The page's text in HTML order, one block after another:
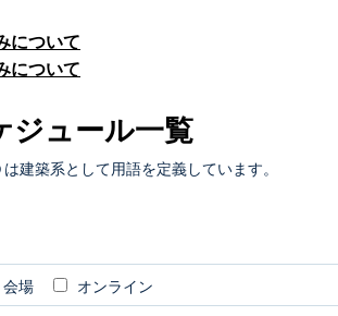
について
について
ジュール一覧
建築系として用語を定義しています。
会場 オンライン